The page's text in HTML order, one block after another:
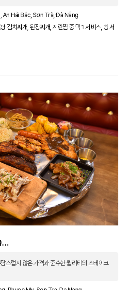
Hải Bắc, Sơn Trà, Đà Nẵng
김치찌개, 된장찌개, 계란찜 중 택 1 서비스, 빵 서
스럽지 않은 가격과 준수한 퀄리티의 스테이크